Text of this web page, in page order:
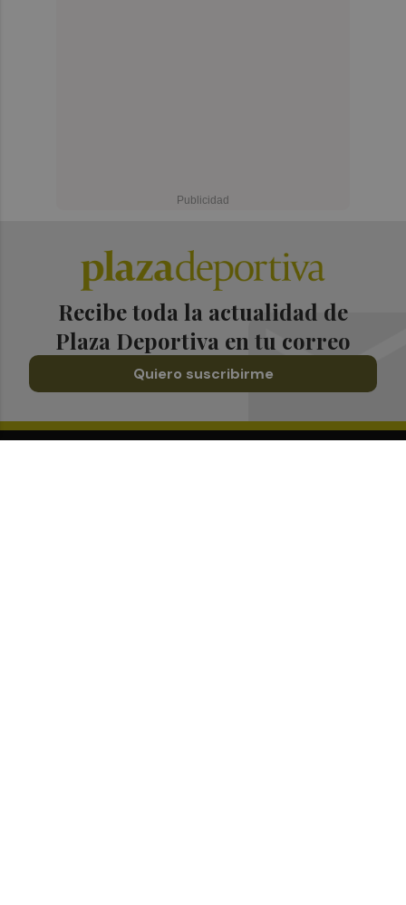
Recibe toda la actualidad de
Plaza Deportiva en tu correo
Quiero suscribirme